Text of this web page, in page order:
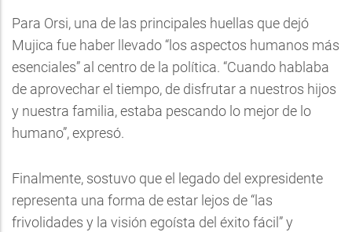
Para Orsi, una de las principales huellas que dejó
Mujica fue haber llevado “los aspectos humanos más
esenciales” al centro de la política. “Cuando hablaba
de aprovechar el tiempo, de disfrutar a nuestros hijos
y nuestra familia, estaba pescando lo mejor de lo
humano”, expresó.
Finalmente, sostuvo que el legado del expresidente
representa una forma de estar lejos de “las
frivolidades y la visión egoísta del éxito fácil” y